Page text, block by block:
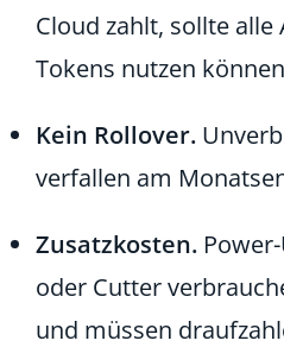
Cloud zahlt, sollte
Tokens nutzen
Kein Rollover.
verfallen am
Zusatzkosten.
oder Cutter
und müssen